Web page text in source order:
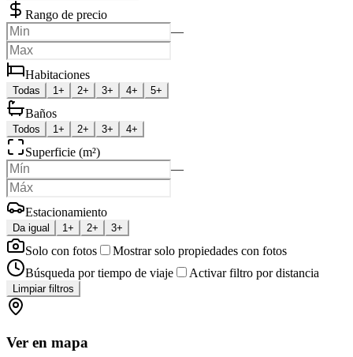
Rango de precio
—
Habitaciones
Todas 1+ 2+ 3+ 4+ 5+
Baños
Todos 1+ 2+ 3+ 4+
Superficie (m²)
—
Estacionamiento
Da igual 1+ 2+ 3+
Solo con fotos
Mostrar solo propiedades con fotos
Búsqueda por tiempo de viaje
Activar filtro por distancia
Limpiar filtros
Ver en mapa